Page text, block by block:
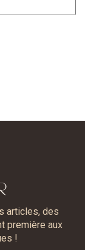
articles, des
première aux
!